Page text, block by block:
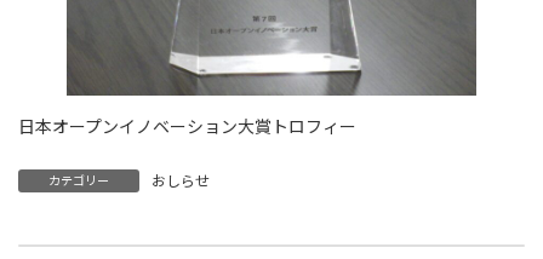
日本オープンイノベーション大賞トロフィー
カテゴリー おしらせ
【参加者募集】自社の“次の一手”を芸工大の学生と共に考えてみませんか？